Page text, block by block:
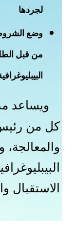
لجردها
وضع الشروط
من قبل
ويساعد
كل من رئيس
الاستقبال